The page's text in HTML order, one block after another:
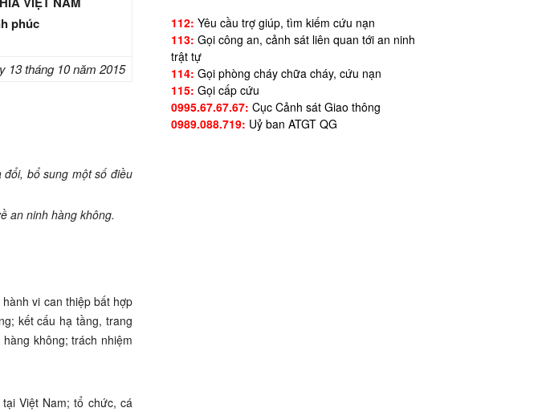
phúc
13tháng 10năm 2015
đổi, bổsung một số điều
an ninh hàng không.
vi can thiệp bất hợp
kết cấu hạ tầng, trang
không; trách nhiệm
Việt Nam; tổ chức, cá
112: Yêu cầu trợ giúp, tìm kiếm cứu nạn
113: Gọi công an, cảnh sát liên quan tới an ninh
trật tự
114: Gọi phòng cháy chữa cháy, cứu nạn
115: Gọi cấp cứu
0995.67.67.67: Cục Cảnh sát Giao thông
0989.088.719: Uỷ ban ATGT QG